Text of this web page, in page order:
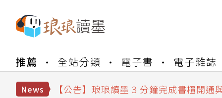
推薦 全站分類 電子書 電子雜誌
News
【公告】琅琅書店服務升級重要說明及
【公告】琅琅讀墨書櫃開通常見問題
【公告】琅琅書店服務升級重要說明及